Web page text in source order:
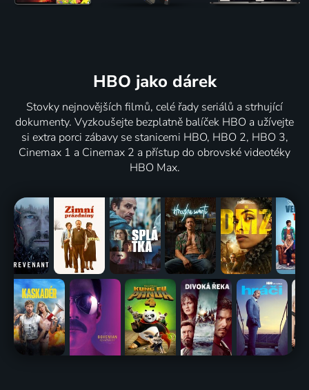
HBO jako dárek
Stovky nejnovějších filmů, celé řady seriálů a strhující
dokumenty. Vyzkoušejte bezplatně balíček HBO a užívejte
si extra porci zábavy se stanicemi HBO, HBO 2, HBO 3,
Cinemax 1 a Cinemax 2 a přístup do obrovské videotéky
HBO Max.